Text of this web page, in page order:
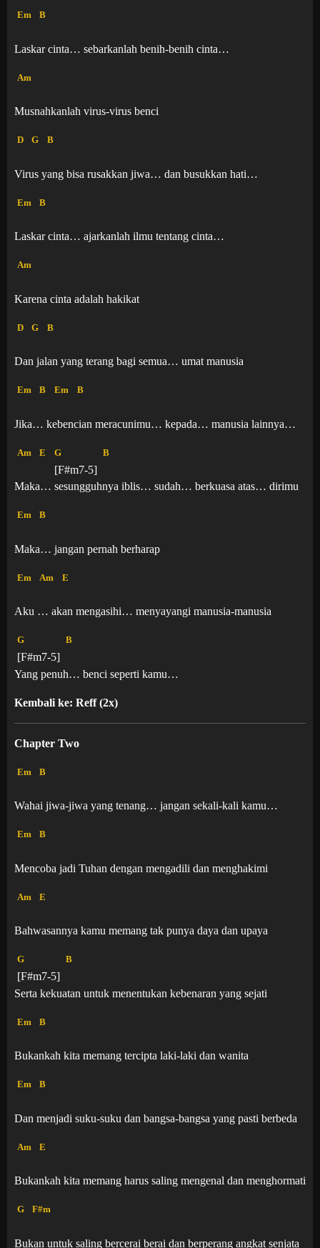
Em B
Laskar cinta… sebarkanlah benih-benih cinta…
Am
Musnahkanlah virus-virus benci
D G B
Virus yang bisa rusakkan jiwa… dan busukkan hati…
Em B
Laskar cinta… ajarkanlah ilmu tentang cinta…
Am
Karena cinta adalah hakikat
D G B
Dan jalan yang terang bagi semua… umat manusia
Em B Em B
Jika… kebencian meracunimu… kepada… manusia lainnya…
Am E G
[F#m7-5]
B
Maka… sesungguhnya iblis… sudah… berkuasa atas… dirimu
Em B
Maka… jangan pernah berharap
Em Am E
Aku … akan mengasihi… menyayangi manusia-manusia
G
[F#m7-5]
B
Yang penuh… benci seperti kamu…
Kembali ke: Reff (2x)
Chapter Two
Em B
Wahai jiwa-jiwa yang tenang… jangan sekali-kali kamu…
Em B
Mencoba jadi Tuhan dengan mengadili dan menghakimi
Am E
Bahwasannya kamu memang tak punya daya dan upaya
G
[F#m7-5]
B
Serta kekuatan untuk menentukan kebenaran yang sejati
Em B
Bukankah kita memang tercipta laki-laki dan wanita
Em B
Dan menjadi suku-suku dan bangsa-bangsa yang pasti berbeda
Am E
Bukankah kita memang harus saling mengenal dan menghormati
G F#m
Bukan untuk saling bercerai berai dan berperang angkat senjata